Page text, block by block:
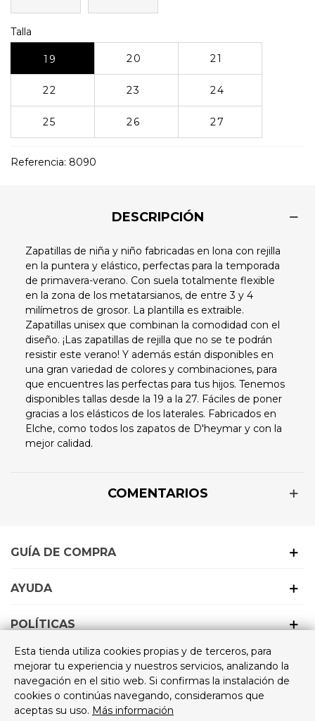
ZAPATILLA REJILLA
ELÁSTICO
18,95 €
Talla
19 20 21
22 23 24
25 26 27
Referencia: 8090
DESCRIPCIÓN
Zapatillas de niña y niño fabricadas en lona con rejilla
en la puntera y elástico, perfectas para la temporada
de primavera-verano. Con suela totalmente flexible
en la zona de los metatarsianos, de entre 3 y 4
milímetros de grosor. La plantilla es extraible.
Zapatillas unisex que combinan la comodidad con el
diseño. ¡Las zapatillas de rejilla que no se te podrán
resistir este verano! Y además están disponibles en
una gran variedad de colores y combinaciones, para
que encuentres las perfectas para tus hijos. Tenemos
disponibles tallas desde la 19 a la 27. Fáciles de poner
gracias a los elásticos de los laterales. Fabricados en
Elche, como todos los zapatos de D'heymar y con la
mejor calidad.
COMENTARIOS
GUÍA DE COMPRA
AYUDA
POLÍTICAS
EMPRESA
Esta tienda utiliza cookies propias y de terceros, para
mejorar tu experiencia y nuestros servicios, analizando la
navegación en el sitio web. Si confirmas la instalación de
cookies o continúas navegando, consideramos que
aceptas su uso. Más información